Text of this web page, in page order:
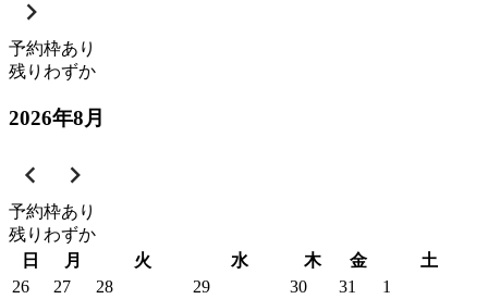
予約枠あり
残りわずか
2026年8月
予約枠あり
残りわずか
日
月 火 水 木 金
土
26
27 28 29 30 31 1